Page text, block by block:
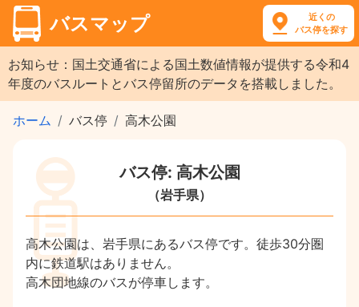
バスマップ
近くの
バス停を探す
お知らせ：国土交通省による国土数値情報が提供する令和4
年度のバスルートとバス停留所のデータを搭載しました。
ホーム バス停 高木公園
バス停: 高木公園
（岩手県）
高木公園は、岩手県にあるバス停です。徒歩30分圏
内に鉄道駅はありません。
高木団地線のバスが停車します。